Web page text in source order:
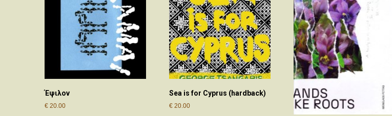
Έψιλον
€ 20.00
Sea is for Cyprus (hardback)
€20.00